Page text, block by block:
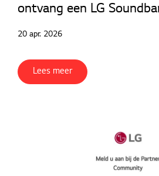
Contact
ontvang een LG
20 apr. 2026
Lees meer